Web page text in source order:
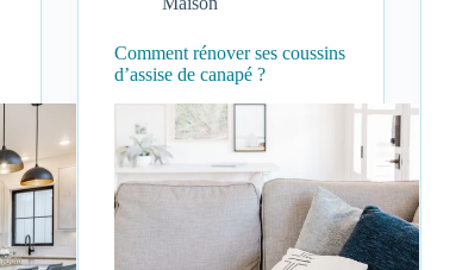
Comment rénover ses coussins
d’assise de canapé ?